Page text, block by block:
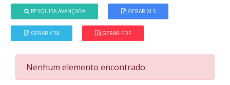
PESQUISA AVANÇADA GERAR XLS
GERAR CSV GERAR PDF
Nenhum elemento encontrado.